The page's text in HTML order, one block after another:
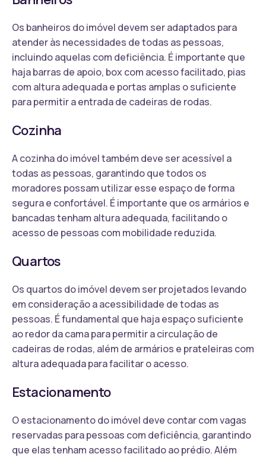
Os banheiros do imóvel devem ser adaptados para
atender às necessidades de todas as pessoas,
incluindo aquelas com deficiência. É importante que
haja barras de apoio, box com acesso facilitado, pias
com altura adequada e portas amplas o suficiente
para permitir a entrada de cadeiras de rodas.
Cozinha
A cozinha do imóvel também deve ser acessível a
todas as pessoas, garantindo que todos os
moradores possam utilizar esse espaço de forma
segura e confortável. É importante que os armários e
bancadas tenham altura adequada, facilitando o
acesso de pessoas com mobilidade reduzida.
Quartos
Os quartos do imóvel devem ser projetados levando
em consideração a acessibilidade de todas as
pessoas. É fundamental que haja espaço suficiente
ao redor da cama para permitir a circulação de
cadeiras de rodas, além de armários e prateleiras com
altura adequada para facilitar o acesso.
Estacionamento
O estacionamento do imóvel deve contar com vagas
reservadas para pessoas com deficiência, garantindo
que elas tenham acesso facilitado ao prédio. Além